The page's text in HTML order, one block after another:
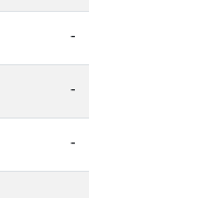
-
-
-